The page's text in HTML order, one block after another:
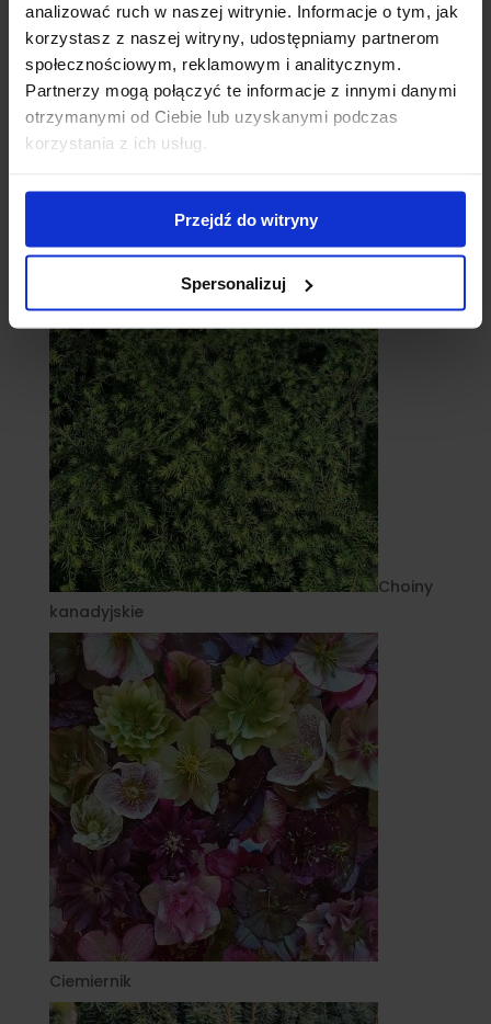
analizować ruch w naszej witrynie. Informacje o tym, jak
korzystasz z naszej witryny, udostępniamy partnerom
społecznościowym, reklamowym i analitycznym.
Partnerzy mogą połączyć te informacje z innymi danymi
otrzymanymi od Ciebie lub uzyskanymi podczas
korzystania z ich usług.
Przejdź do witryny
Spersonalizuj
Cebule
Choiny
kanadyjskie
Ciemiernik